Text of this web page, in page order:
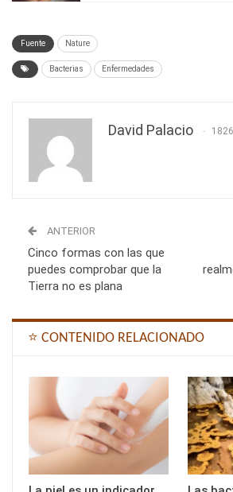
Fuente Nature
Bacterias Enfermedades
David Palacio
ANTERIOR
Cinco formas con las que
puedes comprobar que la
Tierra no es plana
⭐ CONTENIDO RELACIONADO